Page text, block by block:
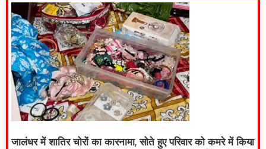
जालंधर में शातिर चोरों का कारनामा, सोते हुए परिवार को कमरे में किया